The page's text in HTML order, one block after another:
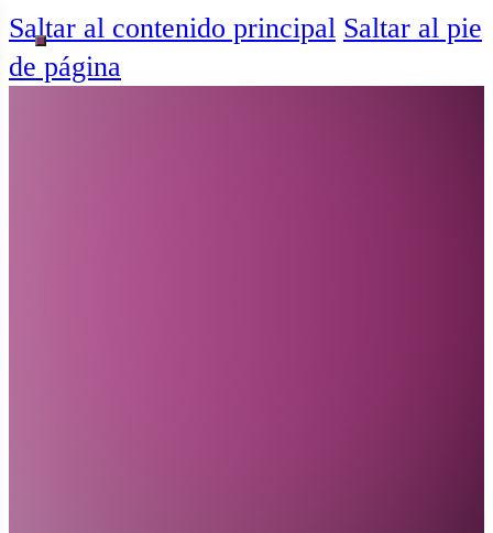
Saltar al contenido principal Saltar al pie
de página